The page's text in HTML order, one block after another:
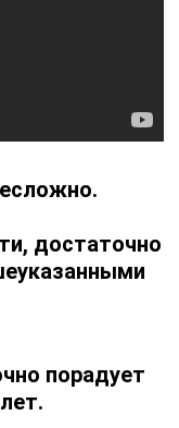
достаточно
порадует